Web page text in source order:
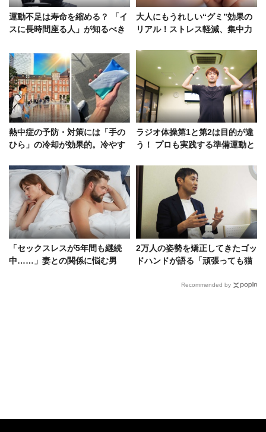
運動不足は寿命を縮める？ 「イ
スに長時間座る人」が知るべき
大人にもうれしい“グミ”効果の
リアル！ストレス軽減、集中力
熱中症の予防・対策には「手の
ひら」の冷却が効果的。冷やす
ラジオ体操第1と第2は目的が違
う！ プロも実践する準備運動と
「セックスレスが5年間も継続
中……」妻との関係に悩む男
2万人の姿勢を矯正してきたゴッ
ドハンドが語る「頑張っても猫
Recommended by